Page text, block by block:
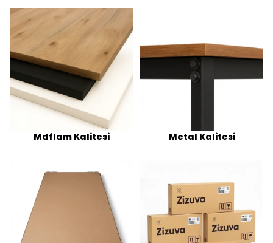
Mdflam Kalitesi Metal Kalitesi